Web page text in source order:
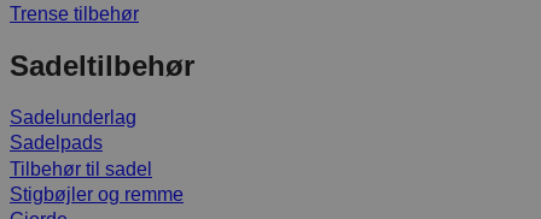
Trense tilbehør
Sadeltilbehør
Sadelunderlag
Sadelpads
Tilbehør til sadel
Stigbøjler og remme